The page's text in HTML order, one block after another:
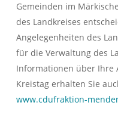
Gemeinden im
des Landkreises
Angelegenheiten des
für die Verwaltung des
Informationen über Ihre
Kreistag erhalten Sie
www.cdufraktion-